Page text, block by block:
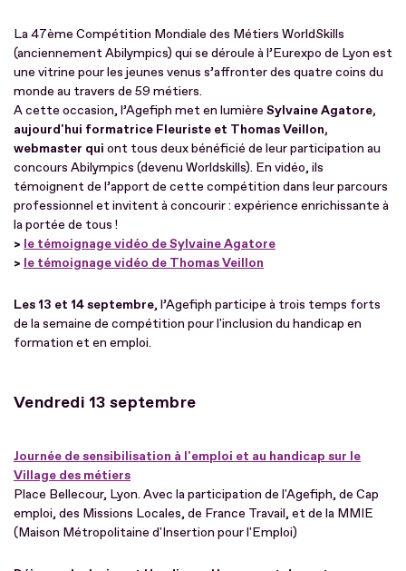
La 47ème Compétition Mondiale des Métiers WorldSkills
(anciennement Abilympics) qui se déroule à l’Eurexpo de Lyon est
une vitrine pour les jeunes venus s’affronter des quatre coins du
monde au travers de 59 métiers.
A cette occasion, l’Agefiph met en lumière Sylvaine Agatore,
aujourd'hui formatrice Fleuriste et Thomas Veillon,
webmaster qui ont tous deux bénéficié de leur participation au
concours Abilympics (devenu Worldskills). En vidéo, ils
témoignent de l’apport de cette compétition dans leur parcours
professionnel et invitent à concourir : expérience enrichissante à
la portée de tous !
> le témoignage vidéo de Sylvaine Agatore
> le témoignage vidéo de Thomas Veillon
Les 13 et 14 septembre, l’Agefiph participe à trois temps forts
de la semaine de compétition pour l'inclusion du handicap en
formation et en emploi.
Vendredi 13 septembre
Journée de sensibilisation à l'emploi et au handicap sur le
Village des métiers
Place Bellecour, Lyon. Avec la participation de l'Agefiph, de Cap
emploi, des Missions Locales, de France Travail, et de la MMIE
(Maison Métropolitaine d'Insertion pour l'Emploi)